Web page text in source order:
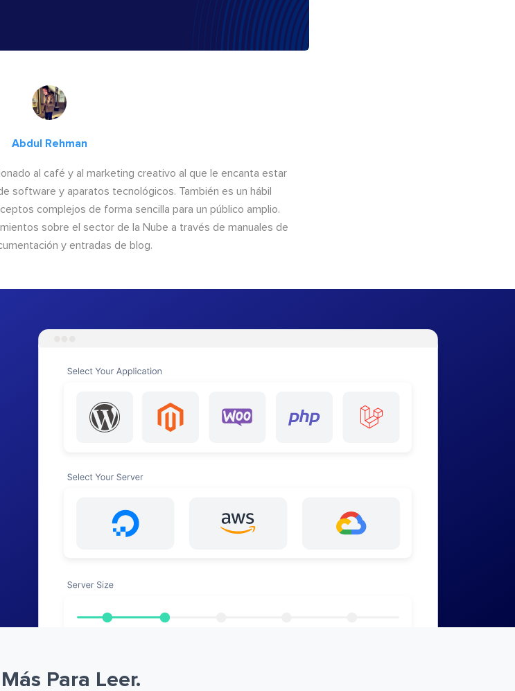
Abdul Rehman
al café y al marketing creativo al que le encanta estar
software y aparatos tecnológicos. También es un hábil
complejos de forma sencilla para un público amplio.
sobre el sector de la Nube a través de manuales de
y entradas de blog.
Para Leer.